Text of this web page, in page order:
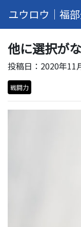
ユウロウ｜福
他に選択が
投稿日：2020年11
戦闘力